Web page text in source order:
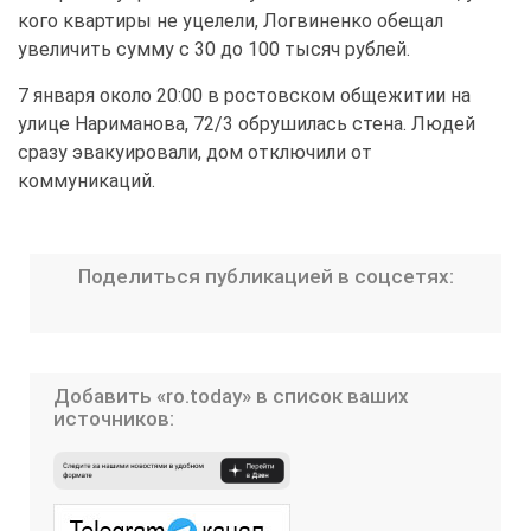
кого квартиры не уцелели, Логвиненко обещал
увеличить сумму с 30 до 100 тысяч рублей.
7 января около 20:00 в ростовском общежитии на
улице Нариманова, 72/3 обрушилась стена. Людей
сразу эвакуировали, дом отключили от
коммуникаций.
Поделиться публикацией в соцсетях:
Добавить «ro.today» в список ваших
источников: